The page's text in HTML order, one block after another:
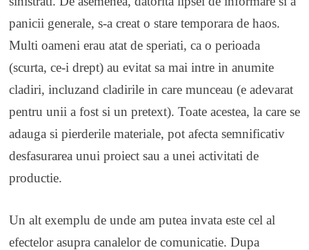
panicii generale, s-a creat o stare temporara de haos.
Multi oameni erau atat de speriati, ca o perioada
(scurta, ce-i drept) au evitat sa mai intre in anumite
cladiri, incluzand cladirile in care munceau (e adevarat
pentru unii a fost si un pretext). Toate acestea, la care se
adauga si pierderile materiale, pot afecta semnificativ
desfasurarea unui proiect sau a unei activitati de
productie.
Un alt exemplu de unde am putea invata este cel al
efectelor asupra canalelor de comunicatie. Dupa